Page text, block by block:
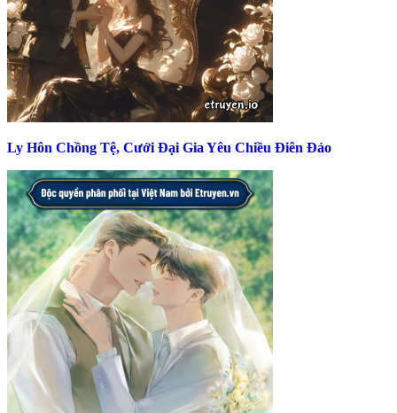
Ly Hôn Chồng Tệ, Cưới Đại Gia Yêu Chiều Điên Đảo